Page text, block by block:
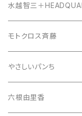
水越智三＋
モトクロス斉藤
やさしいパンち
六根由里香